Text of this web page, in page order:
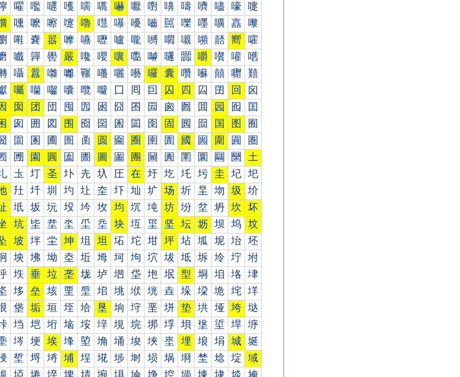
嚁 嚂 嚃 嚄 嚅 嚆 嚇 嚈 嚉 嚊 嚋 嚌 嚍 嚎 嚏
嚑 嚒 嚓 嚔 嚕 嚖 嚗 嚘 嚙 嚚 嚛 嚜 嚝 嚞 嚟
嚡 嚢 嚣 嚤 嚥 嚦 嚧 嚨 嚩 嚪 嚫 嚬 嚭 嚮 嚯
嚱 嚲 嚳 嚴 嚵 嚶 嚷 嚸 嚹 嚺 嚻 嚼 嚽 嚾 嚿
囁 囂 囃 囄 囅 囆 囇 囈 囉 囊 囋 囌 囍 囎 囏
囑 囒 囓 囔 囕 囖 囗 囘 囙 囚 四 囜 囝 回 囟
囡 团 団 囤 囥 囦 囧 囨 囩 囪 囫 囬 园 囮 囯
囱 囲 図 围 囵 囶 囷 囸 囹 固 囻 囼 国 图 囿
圁 圂 圃 圄 圅 圆 圇 圈 圉 圊 國 圌 圍 圎 圏
圑 園 圓 圔 圕 圖 圗 團 圙 圚 圛 圜 圝 圞 土
圡 圢 圣 圤 圥 圦 圧 在 圩 圪 圫 圬 圭 圮 圯
圱 圲 圳 圴 圵 圶 圷 圸 圹 场 圻 圼 圽 圾 圿
坁 坂 坃 坄 坅 坆 均 坈 坉 坊 坋 坌 坍 坎 坏
坑 坒 坓 坔 坕 坖 块 坘 坙 坚 坛 坜 坝 坞 坟
坡 坢 坣 坤 坥 坦 坧 坨 坩 坪 坫 坬 坭 坮 坯
坱 坲 坳 坴 坵 坶 坷 坸 坹 坺 坻 坼 坽 坾 坿
垁 垂 垃 垄 垅 垆 垇 垈 垉 垊 型 垌 垍 垎 垏
垑 垒 垓 垔 垕 垖 垗 垘 垙 垚 垛 垜 垝 垞 垟
垡 垢 垣 垤 垥 垦 垧 垨 垩 垪 垫 垬 垭 垮 垯
垱 垲 垳 垴 垵 垶 垷 垸 垹 垺 垻 垼 垽 垾 垿
埁 埂 埃 埄 埅 埆 埇 埈 埉 埊 埋 埌 埍 城 埏
埑 埒 埓 埔 埕 埖 埗 埘 埙 埚 埛 埜 埝 埞 域
埡 埢 埣 埤 埥 埦 埧 埨 埩 埪 埫 埬 埭 埮 埯